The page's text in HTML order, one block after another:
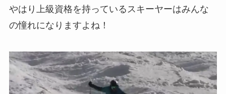
やはり上級資格を持っているスキーヤーはみんな
の憧れになりますよね！